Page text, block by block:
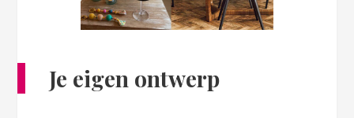
Je eigen ontwerp